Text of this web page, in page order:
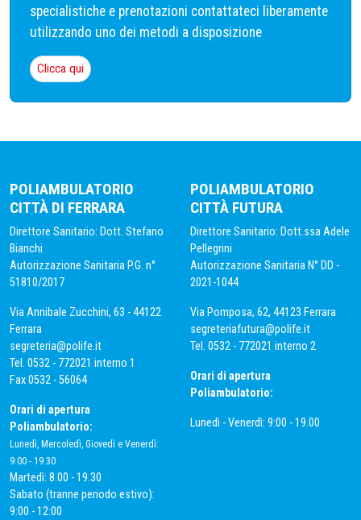
specialistiche e prenotazioni contattateci liberamente
utilizzando uno dei metodi a disposizione
Clicca qui
POLIAMBULATORIO
CITTÀ DI FERRARA
Direttore Sanitario: Dott. Stefano
Bianchi
Autorizzazione Sanitaria P.G. n°
51810/2017
Via Annibale Zucchini, 63 - 44122
Ferrara
segreteria@polife.it
Tel. 0532 - 772021 interno 1
Fax 0532 - 56064
Orari di apertura
Poliambulatorio:
Lunedì, Mercoledì, Giovedì e Venerdì:
9:00 - 19.30
Martedì: 8.00 - 19.30
Sabato (tranne periodo estivo):
9:00 - 12:00
POLIAMBULATORIO
CITTÀ FUTURA
Direttore Sanitario: Dott.ssa Adele
Pellegrini
Autorizzazione Sanitaria N° DD -
2021-1044
Via Pomposa, 62, 44123 Ferrara
segreteriafutura@polife.it
Tel. 0532 - 772021 interno 2
Orari di apertura
Poliambulatorio:
Lunedì - Venerdì: 9:00 - 19.00